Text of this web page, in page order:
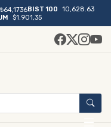
₺64,1736BIST 100
10,628.63
$1.901,35